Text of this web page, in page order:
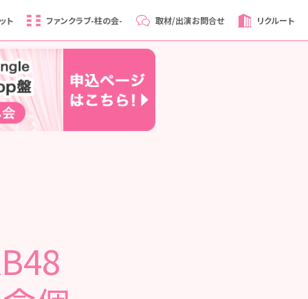
ト ファンクラブ-柱の会- 取材/出演お問合せ リクルート